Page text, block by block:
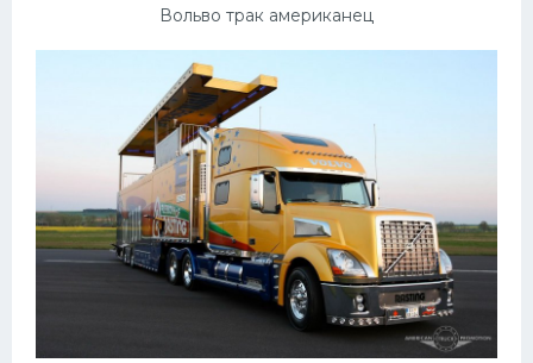
Вольво трак американец